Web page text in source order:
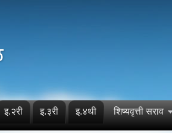
इ.२री इ.३री इ.४थी शिष्यवृत्ती सराव